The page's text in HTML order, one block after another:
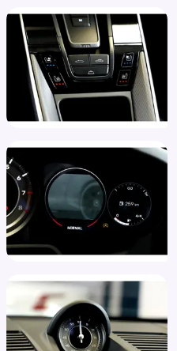
dimmend
en verwarmbaar
System (9VJ)